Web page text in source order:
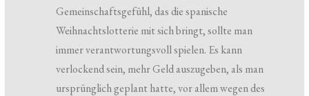
Gemeinschaftsgefühl, das die spanische
Weihnachtslotterie mit sich bringt, sollte man
immer verantwortungsvoll spielen. Es kann
verlockend sein, mehr Geld auszugeben, als man
ursprünglich geplant hatte, vor allem wegen des